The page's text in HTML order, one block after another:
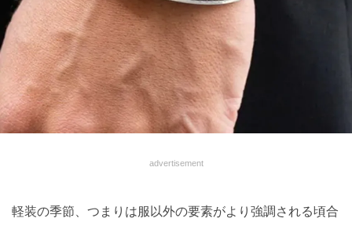
advertisement
軽装の季節、つまりは服以外の要素がより強調される頃合